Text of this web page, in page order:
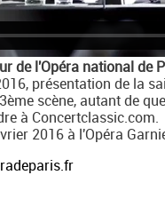
de l'Opéra national de
présentation de la
scène, autant de
à Concertclassic.com.
2016 à l'Opéra